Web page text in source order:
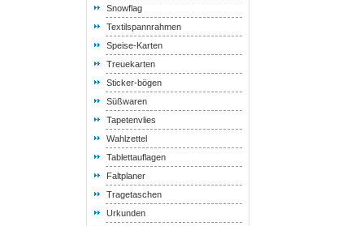
Snowflag
Textilspannrahmen
Speise-Karten
Treuekarten
Sticker-bögen
Süßwaren
Tapetenvlies
Wahlzettel
Tablettauflagen
Faltplaner
Tragetaschen
Urkunden